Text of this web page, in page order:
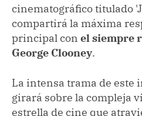
cinematográfico titulado
compartirá la máxima
principal con el siempre
George Clooney.
La intensa trama de este
girará sobre la compleja
estrella de cine que